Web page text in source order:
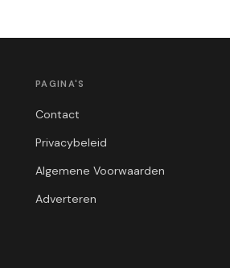
PAGINA'S
Contact
Privacybeleid
Algemene Voorwaarden
Adverteren